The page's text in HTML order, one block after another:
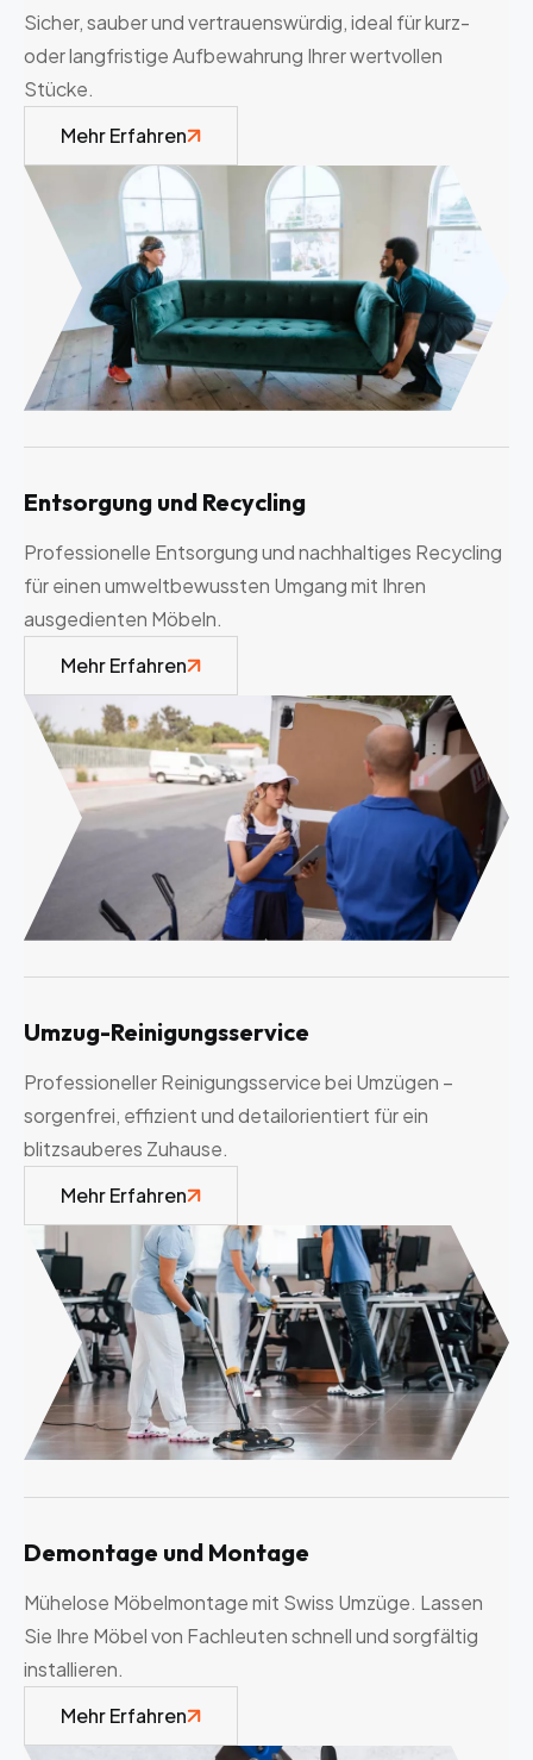
Sicher, sauber und vertrauenswürdig, ideal für kurz-
oder langfristige Aufbewahrung Ihrer wertvollen
Stücke.
Mehr Erfahren
Entsorgung und Recycling
Professionelle Entsorgung und nachhaltiges Recycling
für einen umweltbewussten Umgang mit Ihren
ausgedienten Möbeln.
Mehr Erfahren
Umzug-Reinigungsservice
Professioneller Reinigungsservice bei Umzügen –
sorgenfrei, effizient und detailorientiert für ein
blitzsauberes Zuhause.
Mehr Erfahren
Demontage und Montage
Mühelose Möbelmontage mit Swiss Umzüge. Lassen
Sie Ihre Möbel von Fachleuten schnell und sorgfältig
installieren.
Mehr Erfahren